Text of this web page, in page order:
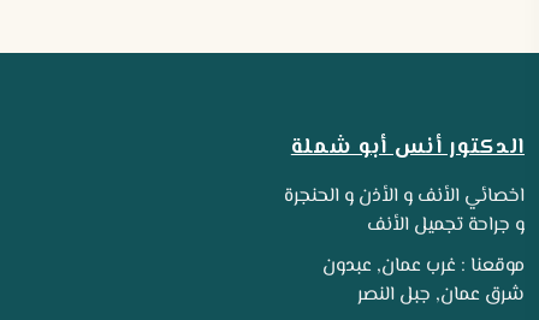
الدكتور أنس أبو شملة
اخصائي الأنف و الأذن و الحنجرة
و جراحة تجميل الأنف
موقعنا : غرب عمان, عبدون
شرق عمان, جبل النصر